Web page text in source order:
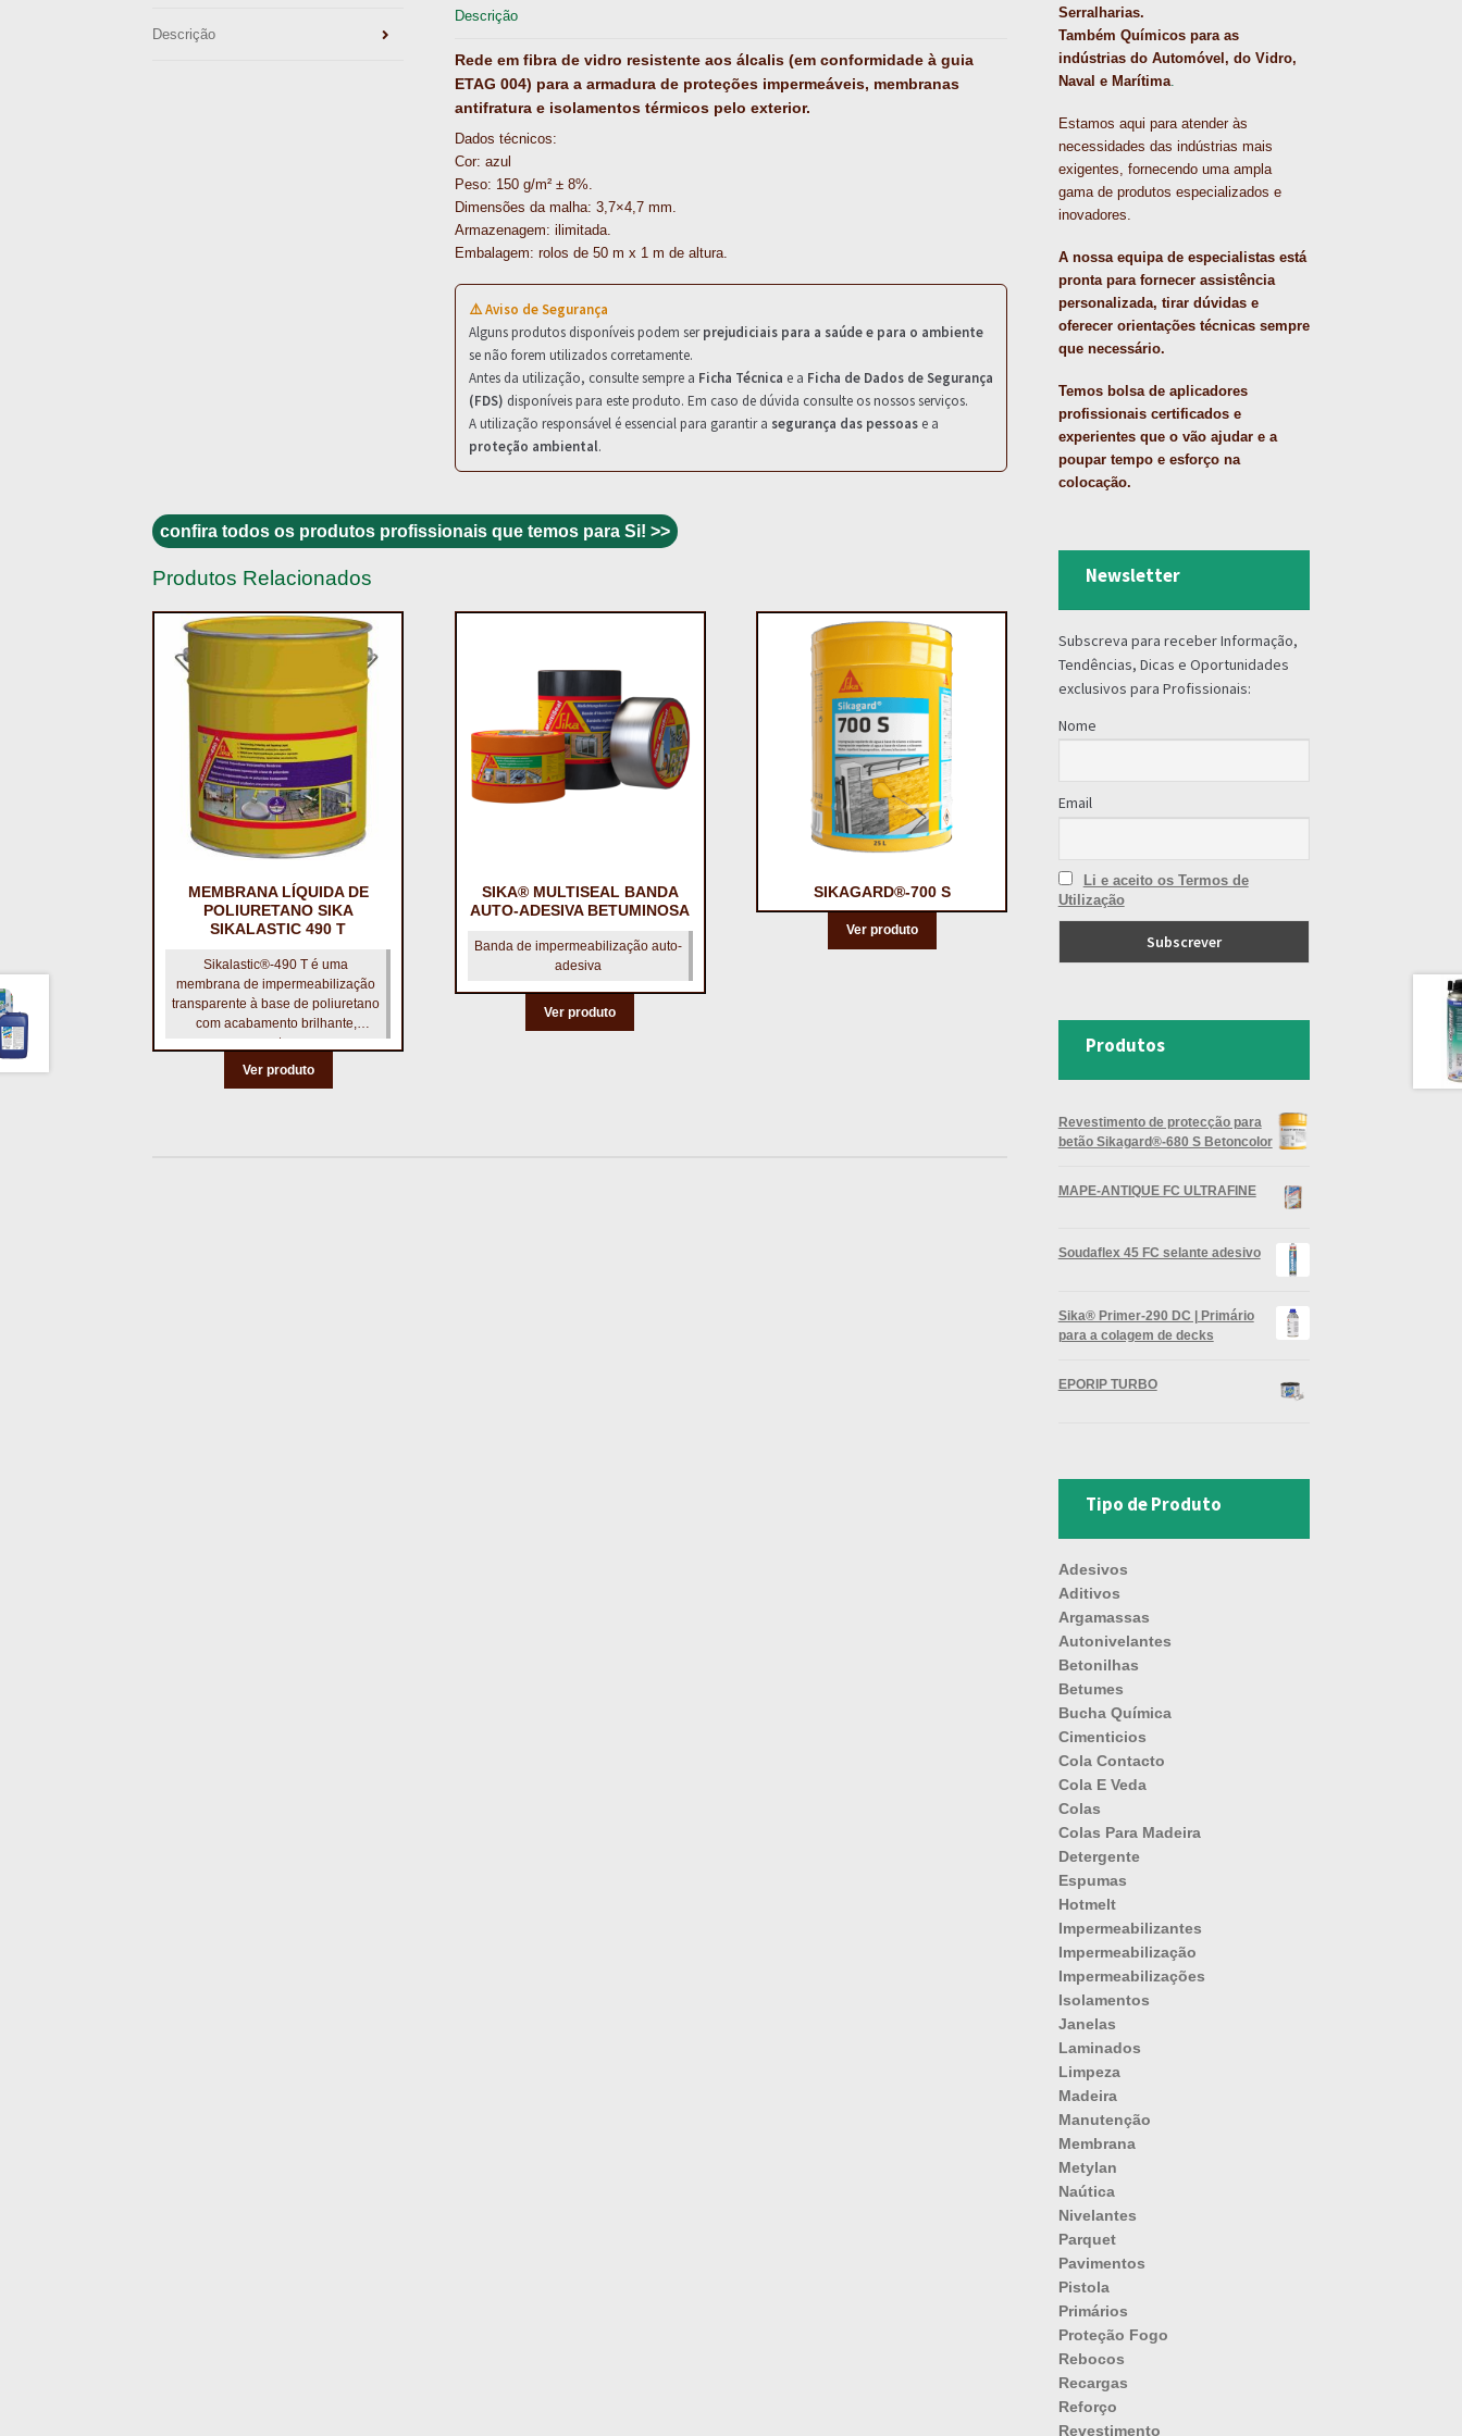
o
k
s
t
n
p
Descrição
Descrição
Rede em fibra de vidro resistente aos álcalis (em conformidade à guia
ETAG 004) para a armadura de proteções impermeáveis, membranas
antifratura e isolamentos térmicos pelo exterior.
Dados técnicos:
Cor: azul
Peso: 150 g/m² ± 8%.
Dimensões da malha: 3,7×4,7 mm.
Armazenagem: ilimitada.
Embalagem: rolos de 50 m x 1 m de altura.
⚠️ Aviso de Segurança
Alguns produtos disponíveis podem serprejudiciais para a saúde e para o ambiente
se não forem utilizados corretamente.
Antes da utilização, consulte sempre a Ficha Técnica e a Ficha de Dados de Segurança
(FDS) disponíveis para este produto. Em caso de dúvida consulte os nossos serviços.
A utilização responsável é essencial para garantir a segurança das pessoase a
proteção ambiental.
confira todos os produtos profissionais que temos para Si! >>
Produtos Relacionados
MEMBRANA LÍQUIDA DE
POLIURETANO SIKA
SIKALASTIC 490 T
Sikalastic®-490 T é uma
membrana de impermeabilização
transparente à base de poliuretano
com acabamento brilhante,
monocomponente, que cura por
humidade.
Ver produto
SIKA® MULTISEAL BANDA
AUTO-ADESIVA BETUMINOSA
Banda de impermeabilização auto-
adesiva
Ver produto
SIKAGARD®-700 S
Ver produto
Serralharias.
Também Químicos para as
indústrias do Automóvel, do Vidro,
Naval e Marítima.
Estamos aqui para atender às
necessidades das indústrias mais
exigentes, fornecendo uma ampla
gama de produtos especializados e
inovadores.
A nossa equipa de especialistas está
pronta para fornecer assistência
personalizada, tirar dúvidas e
oferecer orientações técnicas sempre
que necessário.
Temos bolsa de aplicadores
profissionais certificados e
experientes que o vão ajudar e a
poupar tempo e esforço na
colocação.
Newsletter
Subscreva para receber Informação,
Tendências, Dicas e Oportunidades
exclusivos para Profissionais:
Nome
Email
Li e aceito os Termos de
Utilização
Produtos
Revestimento de protecção para
betão Sikagard®-680 S Betoncolor
MAPE-ANTIQUE FC ULTRAFINE
Soudaflex 45 FC selante adesivo
Sika® Primer-290 DC | Primário
para a colagem de decks
EPORIP TURBO
Tipo de Produto
Adesivos
Aditivos
Argamassas
Autonivelantes
Betonilhas
Betumes
Bucha Química
Cimenticios
Cola Contacto
Cola E Veda
Colas
Colas Para Madeira
Detergente
Espumas
Hotmelt
Impermeabilizantes
Impermeabilização
Impermeabilizações
Isolamentos
Janelas
Laminados
Limpeza
Madeira
Manutenção
Membrana
Metylan
Naútica
Nivelantes
Parquet
Pavimentos
Pistola
Primários
Proteção Fogo
Rebocos
Recargas
Reforço
Revestimento